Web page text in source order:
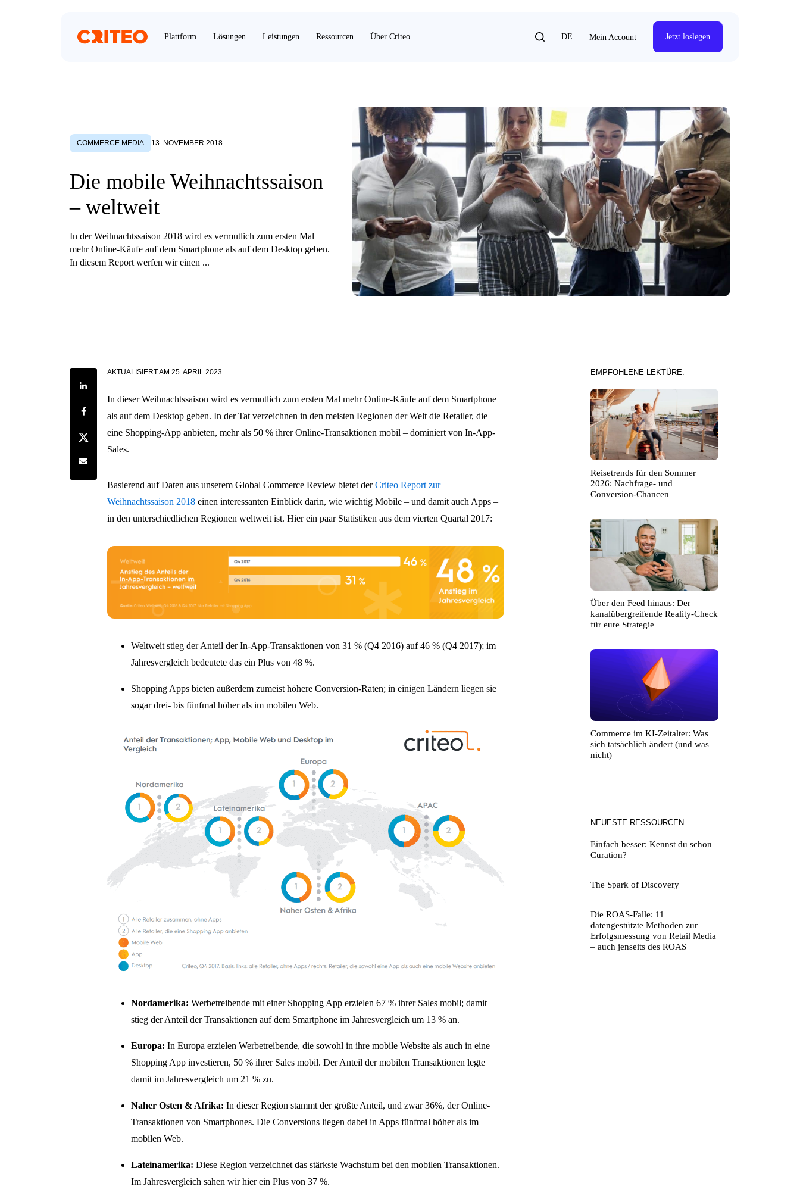
Plattform Lösungen Leistungen Ressourcen Über Criteo DE Mein Account Jetzt loslegen
COMMERCE MEDIA 13. NOVEMBER 2018
Die mobile Weihnachtssaison
– weltweit
In der Weihnachtssaison 2018 wird es vermutlich zum ersten Mal
mehr Online-Käufe auf dem Smartphone als auf dem Desktop geben.
In diesem Report werfen wir einen ...
Share on LinkedIn
Share on Facebook
Share on Twitter
Share by e-mail
AKTUALISIERT AM 25. APRIL 2023
In dieser Weihnachtssaison wird es vermutlich zum ersten Mal mehr Online-Käufe auf dem Smartphone
als auf dem Desktop geben. In der Tat verzeichnen in den meisten Regionen der Welt die Retailer, die
eine Shopping-App anbieten, mehr als 50 % ihrer Online-Transaktionen mobil – dominiert von In-App-
Sales.
Basierend auf Daten aus unserem Global Commerce Review bietet derCriteo Report zur
Weihnachtssaison 2018 einen interessanten Einblick darin, wie wichtig Mobile – und damit auch Apps –
in den unterschiedlichen Regionen weltweit ist. Hier ein paar Statistiken aus dem vierten Quartal 2017:
Weltweit stieg der Anteil der In-App-Transaktionen von 31 % (Q4 2016) auf 46 % (Q4 2017); im
Jahresvergleich bedeutete das ein Plus von 48 %.
Shopping Apps bieten außerdem zumeist höhere Conversion-Raten; in einigen Ländern liegen sie
sogar drei- bis fünfmal höher als im mobilen Web.
Nordamerika: Werbetreibende mit einer Shopping App erzielen 67 % ihrer Sales mobil; damit
stieg der Anteil der Transaktionen auf dem Smartphone im Jahresvergleich um 13 % an.
Europa: In Europa erzielen Werbetreibende, die sowohl in ihre mobile Website als auch in eine
Shopping App investieren, 50 % ihrer Sales mobil. Der Anteil der mobilen Transaktionen legte
damit im Jahresvergleich um 21 % zu.
Naher Osten & Afrika: In dieser Region stammt der größte Anteil, und zwar 36%, der Online-
Transaktionen von Smartphones. Die Conversions liegen dabei in Apps fünfmal höher als im
mobilen Web.
Lateinamerika: Diese Region verzeichnet das stärkste Wachstum bei den mobilen Transaktionen.
Im Jahresvergleich sahen wir hier ein Plus von 37 %.
EMPFOHLENE LEKTÜRE:
Reisetrends für den Sommer
2026: Nachfrage- und
Conversion-Chancen
Über den Feed hinaus: Der
kanalübergreifende Reality-Check
für eure Strategie
Commerce im KI-Zeitalter: Was
sich tatsächlich ändert (und was
nicht)
NEUESTE RESSOURCEN
Einfach besser: Kennst du schon
Curation?
The Spark of Discovery
Die ROAS-Falle: 11
datengestützte Methoden zur
Erfolgsmessung von Retail Media
– auch jenseits des ROAS